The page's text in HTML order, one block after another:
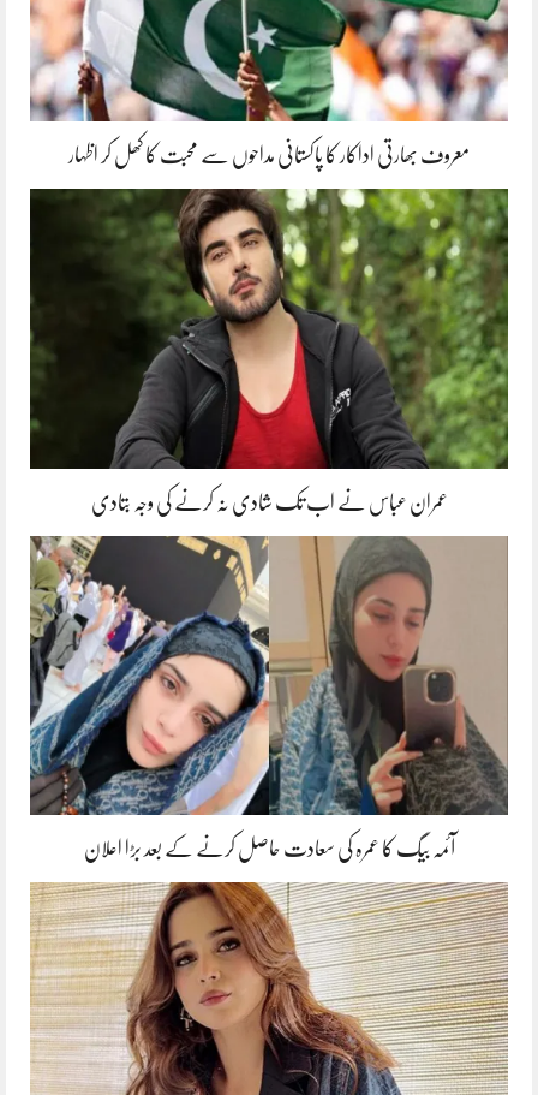
معروف بھارتی اداکار کا پاکستانی مداحوں سے محبت کا کھل کر اظہار
عمران عباس نے اب تک شادی نہ کرنے کی وجہ بتادی
آئمہ بیگ کا عمرہ کی سعادت حاصل کرنے کے بعد بڑا اعلان